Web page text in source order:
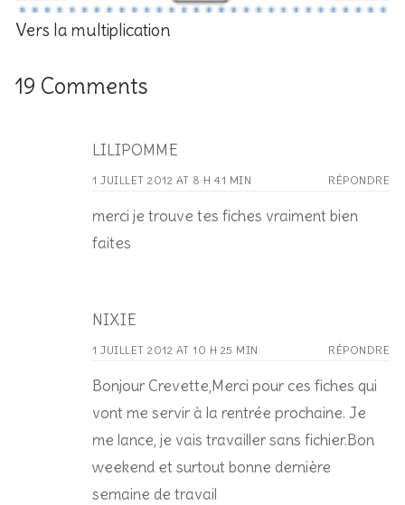
Vers la multiplication
19 Comments
LILIPOMME
1 JUILLET 2012 AT 8 H 41 MIN RÉPONDRE
merci je trouve tes fiches vraiment bien
faites
NIXIE
1 JUILLET 2012 AT 10 H 25 MIN RÉPONDRE
Bonjour Crevette,Merci pour ces fiches qui
vont me servir à la rentrée prochaine. Je
me lance, je vais travailler sans fichier.Bon
weekend et surtout bonne dernière
semaine de travail